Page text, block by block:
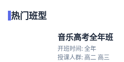
热门班型
音乐高考全年班
开班时间: 全年
授课人群: 高二 高三